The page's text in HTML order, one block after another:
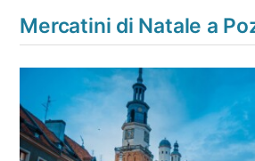
Mercatini di Natale a